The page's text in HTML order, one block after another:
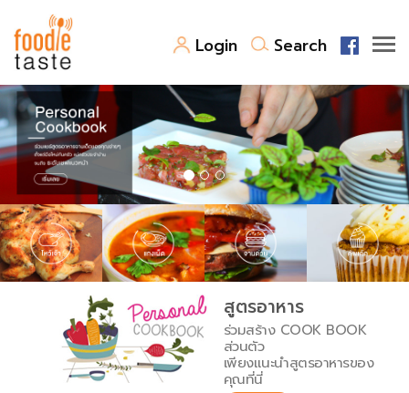
Login Search
สูตรอาหาร
สูตรอาหารล่าสุด
Top Foodie
พาไปชิม
สารพันก้นครัว
เคล็ดลับน่ารู้
เปรียบเทียบหน่วยการตวง
เปรียบเทียบอุณหภูมิ
เปรียบเทียบน้ำหนักวัตถุดิบ
FoodPedia
สร้าง Cookbook
สูตรอาหาร
ร่วมสร้าง COOK BOOK
ส่วนตัว
เพียงแนะนำสูตรอาหารของ
คุณที่นี่